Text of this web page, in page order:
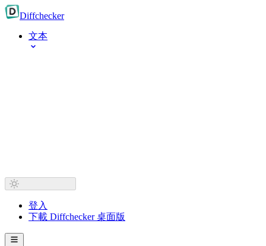
Diffchecker
文本
登入
下載 Diffchecker 桌面版